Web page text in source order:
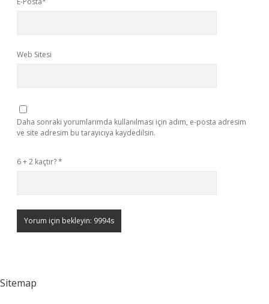
Web Sitesi
Daha sonraki yorumlarımda kullanılması için adım, e-posta adresim
ve site adresim bu tarayıcıya kaydedilsin.
6 + 2 kaçtır?*
Sitemap